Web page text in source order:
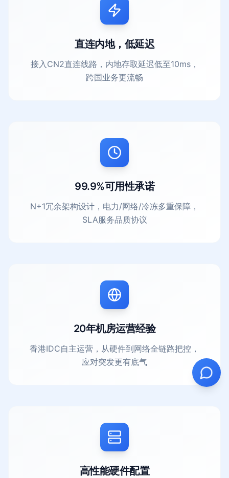
直连内地，低延迟
接入CN2直连线路，内地存取延迟低至10ms，
跨国业务更流畅
99.9%可用性承诺
N+1冗余架构设计，电力/网络/冷冻多重保障，
SLA服务品质协议
20年机房运营经验
香港IDC自主运营，从硬件到网络全链路把控，
应对突发更有底气
高性能硬件配置